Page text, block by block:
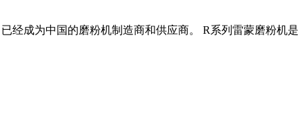
经成为中国的磨粉机制造商和供应商。 R系列雷蒙磨粉机